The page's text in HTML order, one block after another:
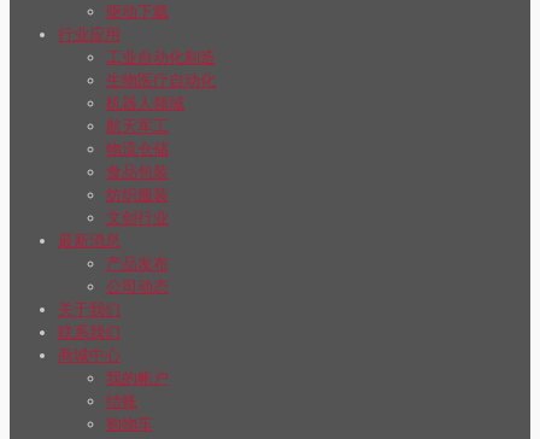
驱动下载
行业应用
工业自动化制造
生物医疗自动化
机器人领域
航天军工
物流仓储
食品包装
纺织服装
文创行业
最新消息
产品发布
公司动态
关于我们
联系我们
商城中心
我的帐户
结账
购物车